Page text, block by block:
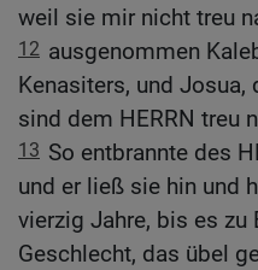
weil sie mir nicht treu
12 ausgenommen
Kenasiters, und Josua,
sind dem HERRN treu
13 So entbrannte des
und er ließ sie hin und
vierzig Jahre, bis es zu
Geschlecht, das übel